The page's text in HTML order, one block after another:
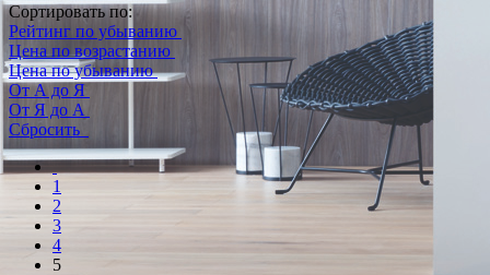
Сортировать по:
Рейтинг по убыванию
Цена по возрастанию
Цена по убыванию
От А до Я
От Я до А
Сбросить
1
2
3
4
5